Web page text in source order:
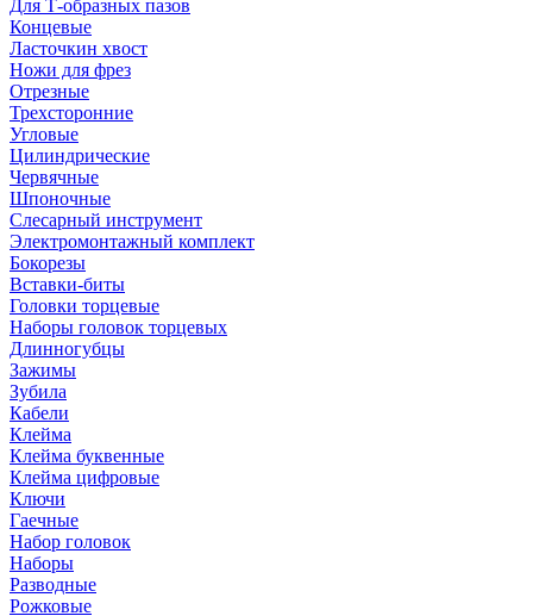
Для Т-образных пазов
Концевые
Ласточкин хвост
Ножи для фрез
Отрезные
Трехсторонние
Угловые
Цилиндрические
Червячные
Шпоночные
Слесарный инструмент
Электромонтажный комплект
Бокорезы
Вставки-биты
Головки торцевые
Наборы головок торцевых
Длинногубцы
Зажимы
Зубила
Кабели
Клейма
Клейма буквенные
Клейма цифровые
Ключи
Гаечные
Набор головок
Наборы
Разводные
Рожковые